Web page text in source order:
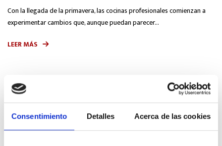
Consentimiento Detalles Acerca de las cookies
Con la llegada de la primavera, las cocinas profesionales comienzan a
experimentar cambios que, aunque puedan parecer...
LEER MÁS